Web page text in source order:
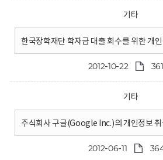
기타
한국장학재단 학자금 대출 회수를 위한 개
2012-10-22
기타
주식회사 구글(Google Inc.)의 개인정보 취
2012-06-11